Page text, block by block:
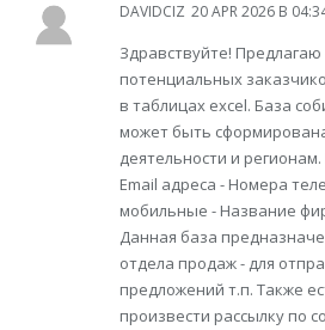
DAVIDCIZ 20 APR 2026 В
Здравствуйте!
потенциальных
в таблицах excel. База
может быть
деятельности и
Email адреса - Номера
мобильные - Название
Данная база
отдела продаж - для
предложений т.п. Также
произвести рассылку по